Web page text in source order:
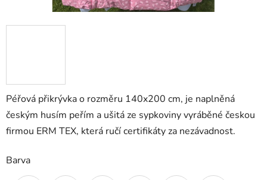
Péřová přikrývka o rozměru 140x200 cm, je naplněná
českým husím peřím a ušitá ze sypkoviny vyráběné českou
firmou ERM TEX, která ručí certifikáty za nezávadnost.
Barva